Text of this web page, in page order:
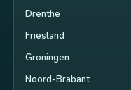
Drenthe
Friesland
Groningen
Noord-Brabant